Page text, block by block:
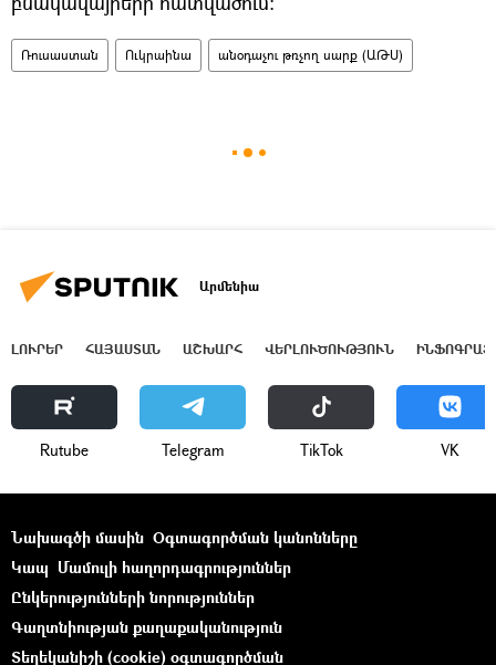
Ռուսաստան Ուկրաինա անօդաչու թռչող սարք (ԱԹՍ)
Արմենիա
ԼՈՒՐԵՐ ՀԱՅԱՍՏԱՆ ԱՇԽԱՐՀ ՎԵՐԼՈՒԾՈՒԹՅՈՒՆ
Rutube Telegram ТikТоk VK
Նախագծի մասին Օգտագործման կանոնները
Կապ Մամուլի հաղորդագրություններ
Ընկերությունների նորություններ
Գաղտնիության քաղաքականություն
Տեղեկանիշի (cookie) օգտագործման